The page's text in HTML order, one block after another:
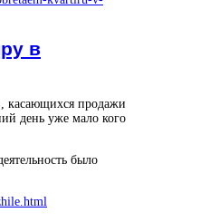
в
касающихся продажи
день уже мало кого
было